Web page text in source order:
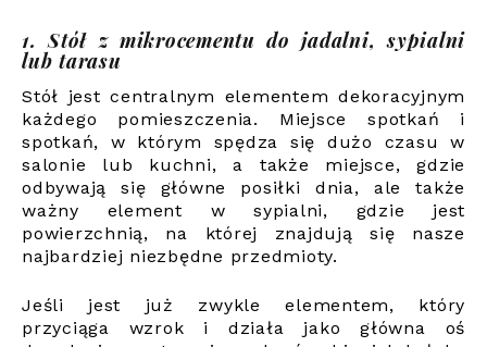
1. Stół z mikrocementu do jadalni, sypialni
lub tarasu
Stół jest centralnym elementem dekoracyjnym
każdego pomieszczenia. Miejsce spotkań i
spotkań, w którym spędza się dużo czasu w
salonie lub kuchni, a także miejsce, gdzie
odbywają się główne posiłki dnia, ale także
ważny element w sypialni, gdzie jest
powierzchnią, na której znajdują się nasze
najbardziej niezbędne przedmioty.
Jeśli jest już zwykle elementem, który
przyciąga wzrok i działa jako główna oś